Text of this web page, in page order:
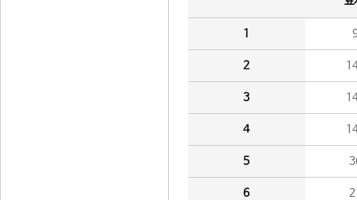
1
2
3
4
5
6